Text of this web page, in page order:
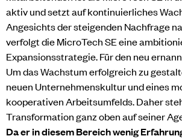
aktiv und setzt auf kontinuierliches
Angesichts der steigenden Nachfrage
verfolgt die MicroTech SE eine
Expansionsstrategie. Für den neu
Um das Wachstum erfolgreich zu
neuen Unternehmenskultur und eines
kooperativen Arbeitsumfelds. Daher
Transformation ganz oben auf seiner
Da er in diesem Bereich wenig